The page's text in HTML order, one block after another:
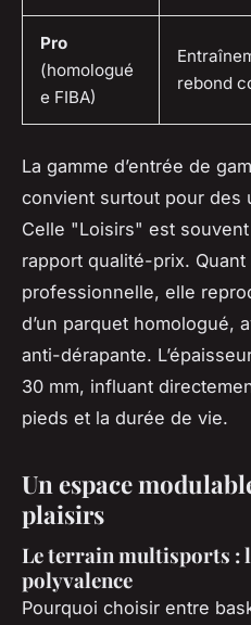
Pro
(homologué
e FIBA)
rebond
La gamme d’entrée de
convient surtout pour des
Celle "Loisirs" est
rapport qualité-prix. Quant
professionnelle, elle
d’un parquet homologué,
anti-dérapante.
30 mm, influant
pieds et la durée de vie.
Un espace
plaisirs
Le terrain multisports :
polyvalence
Pourquoi choisir entre